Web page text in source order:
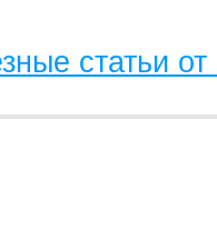
статьи